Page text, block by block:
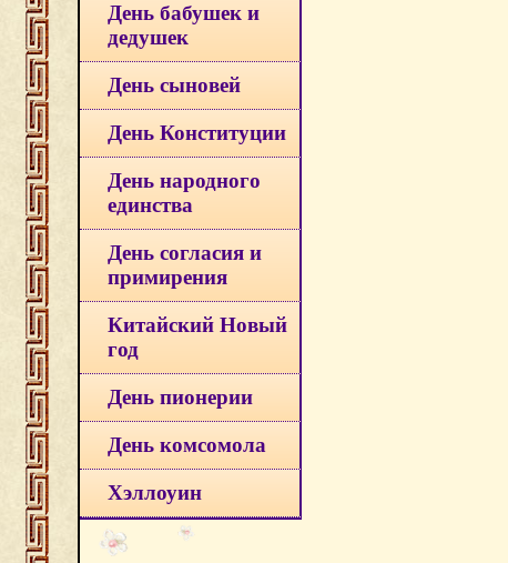
День бабушек и
дедушек
День сыновей
День Конституции
День народного
единства
День согласия и
примирения
Китайский Новый
год
День пионерии
День комсомола
Хэллоуин